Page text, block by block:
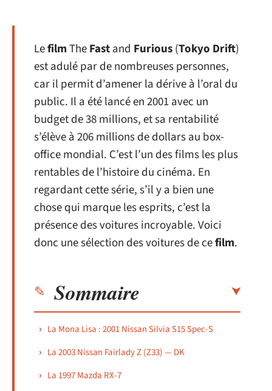
LefilmTheFastand Furious(Tokyo Drift)
est adulé par de nombreuses personnes,
car il permit d’amener la dérive à l’oral du
public. Il a été lancé en 2001 avec un
budget de 38 millions, et sa rentabilité
s’élève à 206 millions de dollars au box-
office mondial. C’est l’un des films les plus
rentables de l’histoire du cinéma. En
regardant cette série, s’il y a bien une
chose qui marque les esprits, c’est la
présence des voitures incroyable. Voici
donc une sélection des voitures de cefilm.
Sommaire
La Mona Lisa : 2001 Nissan Silvia S15 Spec-S
La 2003 Nissan Fairlady Z (Z33) — DK
La 1997 Mazda RX-7